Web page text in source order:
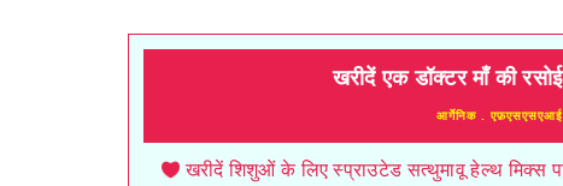
खरीदें एक डॉक्टर माँ की
आर्गेनिक . एफ़एसएसएआई
खरीदें शिशुओं के लिए स्प्राउटेड सत्थुमावू हेल्थ मिक्स